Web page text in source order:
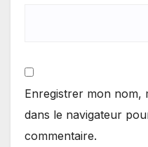
Enregistrer mon nom,
dans le navigateur
commentaire.